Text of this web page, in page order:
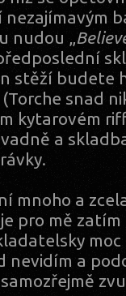
nezajímavým
nudou „
stěží budete
snad
kytarovém
a
mnoho a
je pro mě
nevidím a